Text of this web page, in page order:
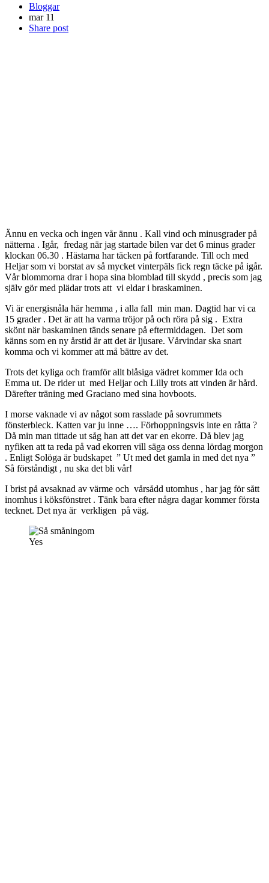
Bloggar
mar 11
Share post
Ännu en vecka och ingen vår ännu . Kall vind och minusgrader på
nätterna . Igår, fredag när jag startade bilen var det 6 minus grader
klockan 06.30 . Hästarna har täcken på fortfarande. Till och med
Heljar som vi borstat av så mycket vinterpäls fick regn täcke på igår.
Vår blommorna drar i hopa sina blomblad till skydd , precis som jag
själv gör med plädar trots att vi eldar i braskaminen.
Vi är energisnåla här hemma , i alla fall min man. Dagtid har vi ca
15 grader . Det är att ha varma tröjor på och röra på sig . Extra
skönt när baskaminen tänds senare på eftermiddagen. Det som
känns som en ny årstid är att det är ljusare. Vårvindar ska snart
komma och vi kommer att må bättre av det.
Trots det kyliga och framför allt blåsiga vädret kommer Ida och
Emma ut. De rider ut med Heljar och Lilly trots att vinden är hård.
Därefter träning med Graciano med sina hovboots.
I morse vaknade vi av något som rasslade på sovrummets
fönsterbleck. Katten var ju inne …. Förhoppningsvis inte en råtta ?
Då min man tittade ut såg han att det var en ekorre. Då blev jag
nyfiken att ta reda på vad ekorren vill säga oss denna lördag morgon
. Enligt Solöga är budskapet ” Ut med det gamla in med det nya ”
Så förståndigt , nu ska det bli vår!
I brist på avsaknad av värme och vårsådd utomhus , har jag för sått
inomhus i köksfönstret . Tänk bara efter några dagar kommer första
tecknet. Det nya är verkligen på väg.
Yes